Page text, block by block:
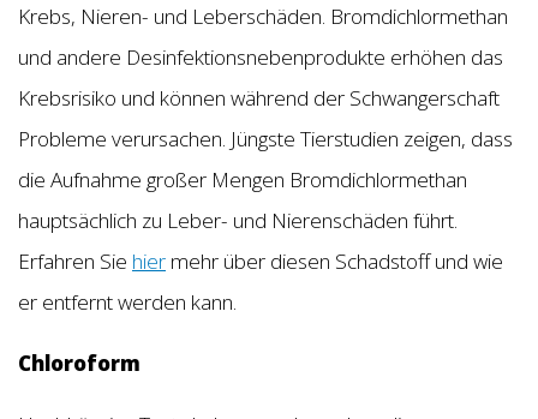
Krebs, Nieren- und Leberschäden. Bromdichlormethan
und andere Desinfektionsnebenprodukte erhöhen das
Krebsrisiko und können während der Schwangerschaft
Probleme verursachen. Jüngste Tierstudien zeigen, dass
die Aufnahme großer Mengen Bromdichlormethan
hauptsächlich zu Leber- und Nierenschäden führt.
Erfahren Sie hier mehr über diesen Schadstoff und wie
er entfernt werden kann.
Chloroform